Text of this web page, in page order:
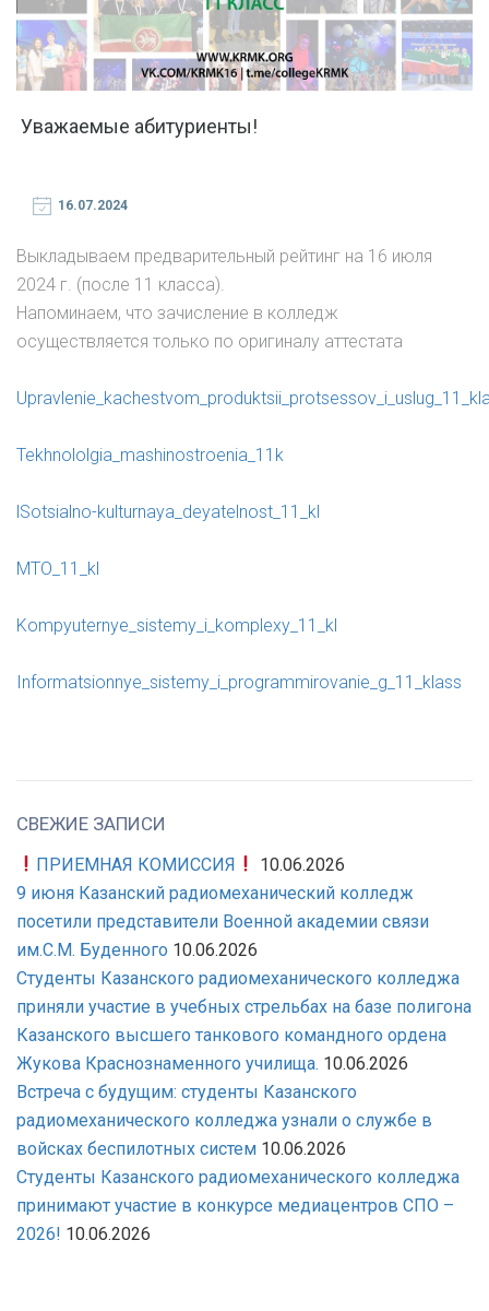
Уважаемые абитуриенты!
16.07.2024
Выкладываем предварительный рейтинг на 16 июля
2024 г. (после 11 класса).
Напоминаем, что зачисление в колледж
осуществляется только по оригиналу аттестата
Tekhnololgia_mashinostroenia_11k
lSotsialno-kulturnaya_deyatelnost_11_kl
MTO_11_kl
Kompyuternye_sistemy_i_komplexy_11_kl
Informatsionnye_sistemy_i_programmirovanie_g_11_klass
СВЕЖИЕ ЗАПИСИ
ПРИЕМНАЯ КОМИССИЯ
10.06.2026
9 июня Казанский радиомеханический колледж
посетили представители Военной академии связи
им.С.М. Буденного 10.06.2026
Студенты Казанского радиомеханического колледжа
приняли участие в учебных стрельбах на базе полигона
Казанского высшего танкового командного ордена
Жукова Краснознаменного училища. 10.06.2026
Встреча с будущим: студенты Казанского
радиомеханического колледжа узнали о службе в
войсках беспилотных систем 10.06.2026
Студенты Казанского радиомеханического колледжа
принимают участие в конкурсе медиацентров СПО –
2026! 10.06.2026